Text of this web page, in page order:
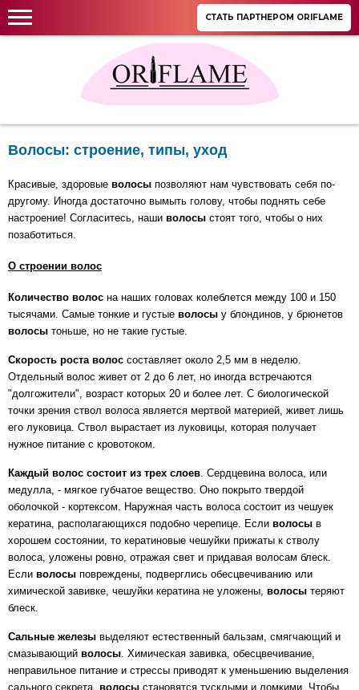
СТАТЬ ПАРТНЕРОМ ORIFLAME
Волосы: строение, типы, уход
Красивые, здоровые волосы позволяют нам чувствовать себя по-
другому. Иногда достаточно вымыть голову, чтобы поднять себе
настроение! Согласитесь, наши волосы стоят того, чтобы о них
позаботиться.
О строении волос
Количество волос на наших головах колеблется между 100 и 150
тысячами. Самые тонкие и густые волосы у блондинов, у брюнетов
волосы тоньше, но не такие густые.
Скорость роста волос составляет около 2,5 мм в неделю.
Отдельный волос живет от 2 до 6 лет, но иногда встречаются
"долгожители", возраст которых 20 и более лет. С биологической
точки зрения ствол волоса является мертвой материей, живет лишь
его луковица. Ствол вырастает из луковицы, которая получает
нужное питание с кровотоком.
Каждый волос состоит из трех слоев. Сердцевина волоса, или
медулла, - мягкое губчатое вещество. Оно покрыто твердой
оболочкой - кортексом. Наружная часть волоса состоит из чешуек
кератина, располагающихся подобно черепице. Если волосы в
хорошем состоянии, то кератиновые чешуйки прижаты к стволу
волоса, уложены ровно, отражая свет и придавая волосам блеск.
Если волосы повреждены, подверглись обесцвечиванию или
химической завивке, чешуйки кератина не уложены, волосы теряют
блеск.
Сальные железы выделяют естественный бальзам, смягчающий и
смазывающий волосы. Химическая завивка, обесцвечивание,
неправильное питание и стрессы приводят к уменьшению выделения
сального секрета. волосы становятся тусклыми и ломкими. Чтобы